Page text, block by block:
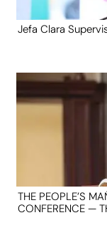
Jefa Clara
THE PEOPLE’S
CONFERENCE —